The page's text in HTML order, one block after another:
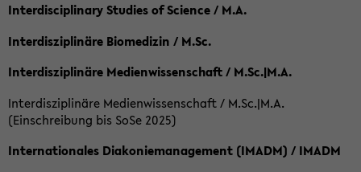
Interdisciplinary Studies of Science / M.A.
Interdisziplinäre Biomedizin / M.Sc.
Interdisziplinäre Medienwissenschaft / M.Sc.|M.A.
Interdisziplinäre Medienwissenschaft / M.Sc.|M.A.
(Einschreibung bis SoSe 2025)
Internationales Diakoniemanagement (IMADM) / IMADM